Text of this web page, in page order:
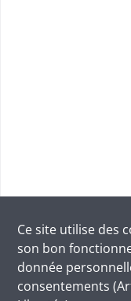
Ce site utilise des
son bon
donnée
consentements